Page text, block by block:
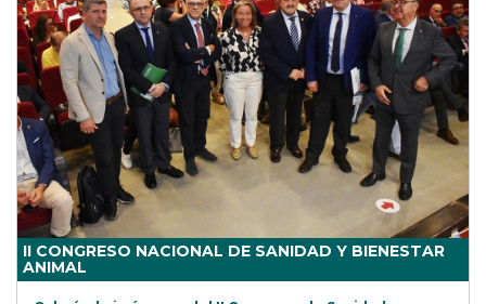
II CONGRESO NACIONAL DE SANIDAD Y BIENESTAR
ANIMAL